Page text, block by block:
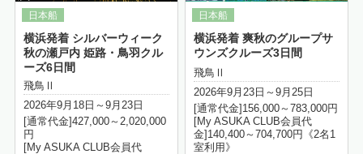
横浜発着 シルバーウィーク
秋の瀬戸内 姫路・鳥羽クル
ーズ6日間
飛鳥Ⅱ
2026年9月18日～9月23日
[通常代金]427,000～2,020,000
円
[My ASUKA CLUB会員代
横浜発着 爽秋のグループサ
ウンズクルーズ3日間
飛鳥Ⅱ
2026年9月23日～9月25日
[通常代金]156,000～783,000円
[My ASUKA CLUB会員代
金]140,400～704,700円《2名1
室利用》